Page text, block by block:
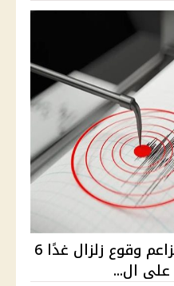
البحوث الفلكية تحسم مزاعم وقوع زلزال غدًا 6
ال...